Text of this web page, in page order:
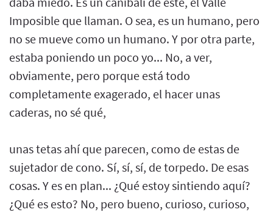
Imposible que llaman. O sea, es un humano, pero
no se mueve como un humano. Y por otra parte,
estaba poniendo un poco yo... No, a ver,
obviamente, pero porque está todo
completamente exagerado, el hacer unas
caderas, no sé qué,
unas tetas ahí que parecen, como de estas de
sujetador de cono. Sí, sí, sí, de torpedo. De esas
cosas. Y es en plan... ¿Qué estoy sintiendo aquí?
¿Qué es esto? No, pero bueno, curioso, curioso,